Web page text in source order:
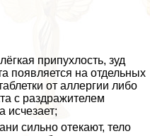
припухлость, зуд
появляется на отдельных
от аллергии либо
с раздражителем
исчезает;
сильно отекают, тело